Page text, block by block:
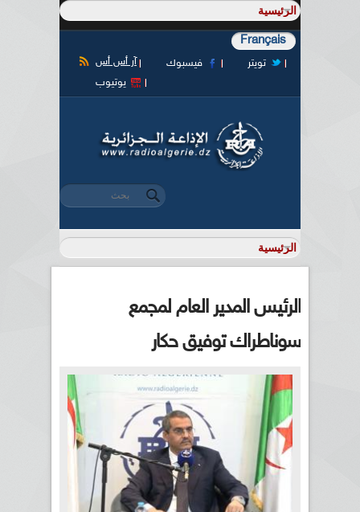
Français
آر أس أس فيسبوك
تويتر
يوتيوب
استمارة البحث
‏بحث ‏
الرئيس المدير العام لمجمع
سوناطراك توفيق حكار